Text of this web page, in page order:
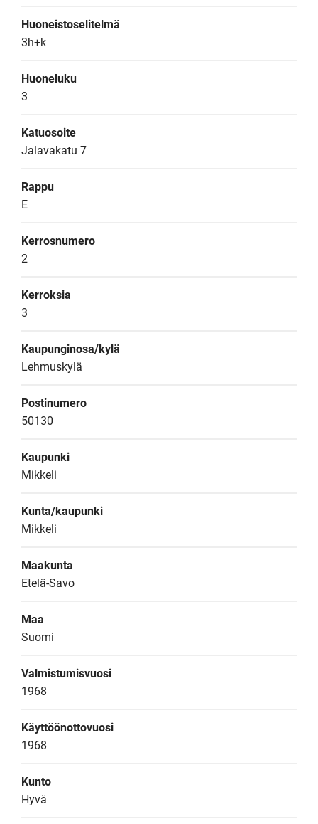
Huoneistoselitelmä
3h+k
Huoneluku
3
Katuosoite
Jalavakatu 7
Rappu
E
Kerrosnumero
2
Kerroksia
3
Kaupunginosa/kylä
Lehmuskylä
Postinumero
50130
Kaupunki
Mikkeli
Kunta/kaupunki
Mikkeli
Maakunta
Etelä-Savo
Maa
Suomi
Valmistumisvuosi
1968
Käyttöönottovuosi
1968
Kunto
Hyvä